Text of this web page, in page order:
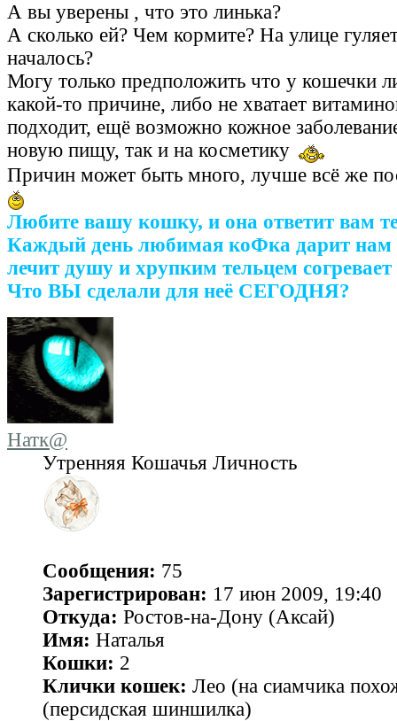
А вы уверены , что это линька?
А сколько ей? Чем кормите? На улице
началось?
Могу только предположить что у кошечки
какой-то причине, либо не хватает
подходит, ещё возможно кожное
новую пищу, так и на косметику
Причин может быть много, лучше всё же
Любите вашу кошку, и она ответит вам
Каждый день любимая коФка дарит нам
лечит душу и хрупким тельцем согревает
Что ВЫ сделали для неё СЕГОДНЯ?
Натк@
Утренняя Кошачья Личность
Сообщения: 75
Зарегистрирован: 17 июн 2009, 19:40
Откуда: Ростов-на-Дону (Аксай)
Имя: Наталья
Кошки: 2
Клички кошек: Лео (на сиамчика
(персидская шиншилка)